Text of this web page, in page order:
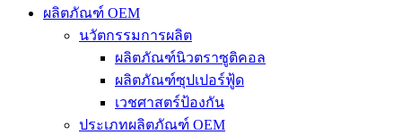
ผลิตภัณฑ์ OEM
นวัตกรรมการผลิต
ผลิตภัณฑ์นิวตราซูติคอล
ผลิตภัณฑ์ซุปเปอร์ฟู้ด
เวชศาสตร์ป้องกัน
ประเภทผลิตภัณฑ์ OEM